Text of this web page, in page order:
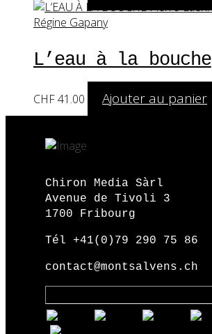
L’eau à la bouche
CHF41.00 Ajouter au panier
Chiron Media Sàrl
Avenue de Tivoli 3
1700 Fribourg
Tél +41(0)79 290 75 86
contact@montsalvens.ch